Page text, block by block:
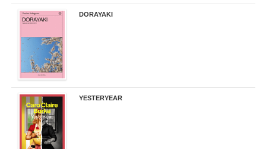
DORAYAKI
YESTERYEAR